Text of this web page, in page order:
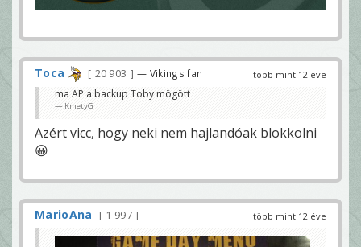
több mint 12 éve
Toca 20 903 — Vikings fan
ma AP a backup Toby mögött
KmetyG
Azért vicc, hogy neki nem hajlandóak blokkolni
😀
több mint 12 éve
MarioAna 1 997